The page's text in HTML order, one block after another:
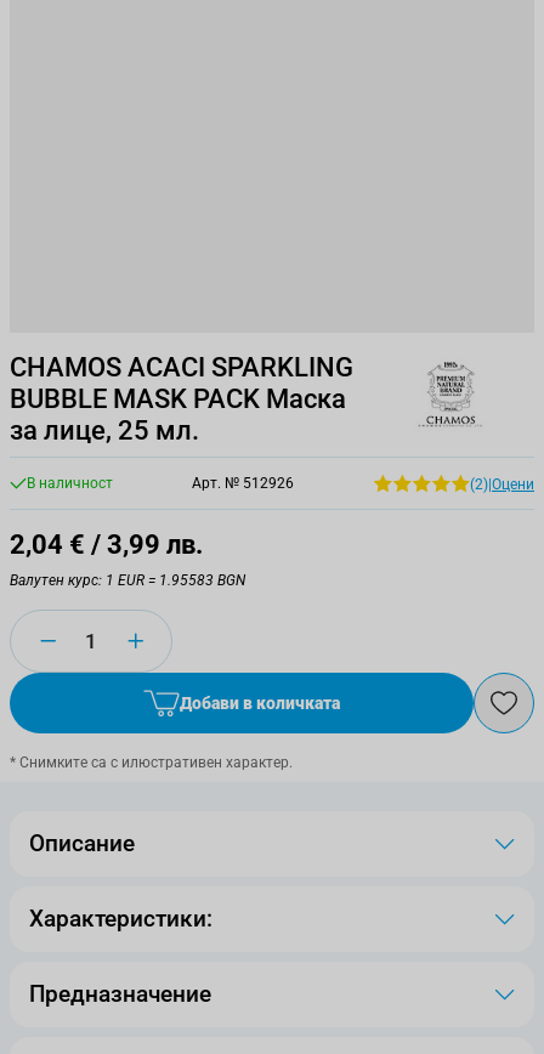
CHAMOS ACACI SPARKLING
BUBBLE MASK PACK Маска
за лице, 25 мл.
В наличност Арт. № 512926 (2) Оцени
2,04 € / 3,99 лв.
Валутен курс: 1 EUR = 1.95583 BGN
Количество
Добави в количката
* Снимките са с илюстративен характер.
Описание
Характеристики:
Предназначение